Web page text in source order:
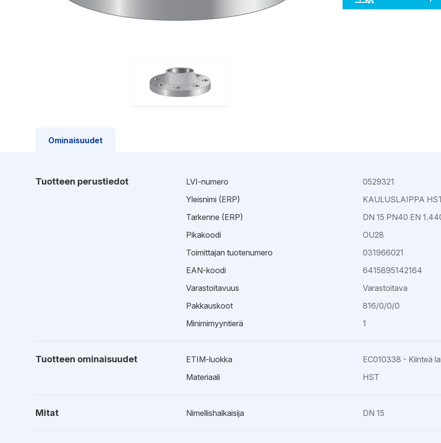
Kajaani
Oulu-Välivainio
Ominaisuudet
Tuotteen perustiedot LVI-numero
0529321
Yleisnimi (ERP)
KAULUSLAIPPA
Tarkenne (ERP)
DN 15 PN40 EN
Pikakoodi
OU28
Toimittajan tuotenumero
031966021
EAN-koodi
6415895142164
Varastoitavuus
Varastoitava
Pakkauskoot
816/0/0/0
Minimimyyntierä
1
Tuotteen ominaisuudet ETIM-luokka
EC010338 - Kiinteä
Materiaali
HST
Mitat Nimellishalkaisija DN 15